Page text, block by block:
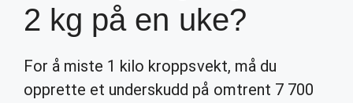
2 kg på en uke?
For å miste 1 kilo kroppsvekt, må du
opprette et underskudd på omtrent 7 700